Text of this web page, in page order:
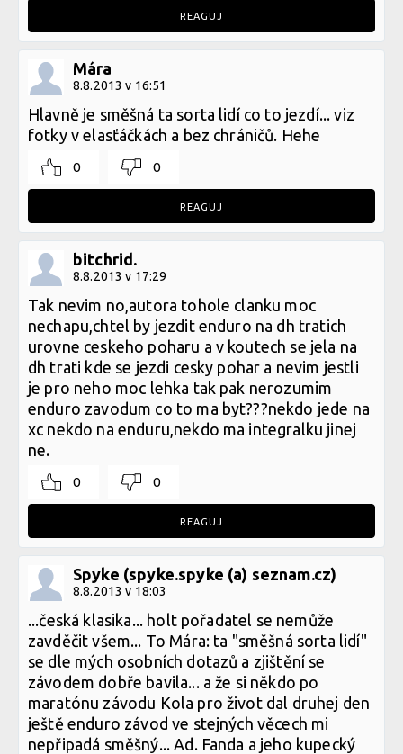
REAGUJ
Mára
8.8.2013 v 16:51
Hlavně je směšná ta sorta lidí co to jezdí... viz
fotky v elasťáčkách a bez chráničů. Hehe
0 0
REAGUJ
bitchrid.
8.8.2013 v 17:29
Tak nevim no,autora tohole clanku moc
nechapu,chtel by jezdit enduro na dh tratich
urovne ceskeho poharu a v koutech se jela na
dh trati kde se jezdi cesky pohar a nevim jestli
je pro neho moc lehka tak pak nerozumim
enduro zavodum co to ma byt???nekdo jede na
xc nekdo na enduru,nekdo ma integralku jinej
ne.
0 0
REAGUJ
Spyke (spyke.spyke (a) seznam.cz)
8.8.2013 v 18:03
...česká klasika... holt pořadatel se nemůže
zavděčit všem... To Mára: ta "směšná sorta lidí"
se dle mých osobních dotazů a zjištění se
závodem dobře bavila... a že si někdo po
maratónu závodu Kola pro život dal druhej den
ještě enduro závod ve stejných věcech mi
nepřipadá směšný... Ad. Fanda a jeho kupecký